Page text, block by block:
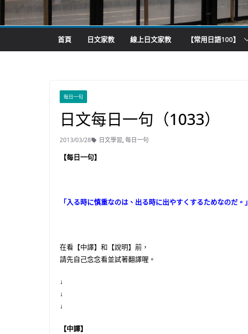
首頁 日文家教 線上日文家教 【常用日語100】
每日一句
日文每日一句（1033）
2013/03/28 日文學習,每日一句
【每日一句】
「入る時に慎重なのは、出る時に出やすくするためなのだ。」
在看【中譯】和【說明】前，
請先自己念念看並試著翻譯喔。
↓
↓
↓
【中譯】